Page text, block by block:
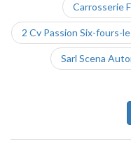
Carrosserie
2 Cv Passion Six-fours-
Sarl Scena